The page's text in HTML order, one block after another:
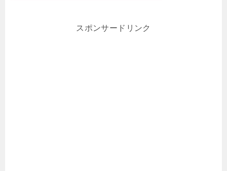
スポンサードリンク